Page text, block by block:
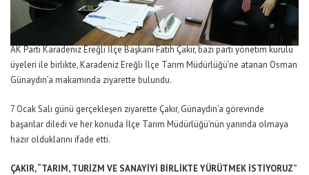
AK Parti Karadeniz Ereğli İlçe Başkanı Fatih Çakır, bazı parti yönetim kurulu
üyeleri ile birlikte, Karadeniz Ereğli İlçe Tarım Müdürlüğü’ne atanan Osman
Günaydın’a makamında ziyarette bulundu.
7 Ocak Salı günü gerçekleşen ziyarette Çakır, Günaydın’a görevinde
başarılar diledi ve her konuda İlçe Tarım Müdürlüğü’nün yanında olmaya
hazır olduklarını ifade etti.
ÇAKIR, “TARIM, TURİZM VE SANAYİYİ BİRLİKTE YÜRÜTMEK İSTİYORUZ”